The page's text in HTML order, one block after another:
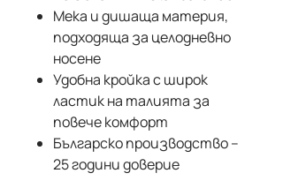
Мека и дишаща материя,
подходяща за целодневно
носене
Удобна кройка с широк
ластик на талията за
повече комфорт
Българско производство –
25 години доверие